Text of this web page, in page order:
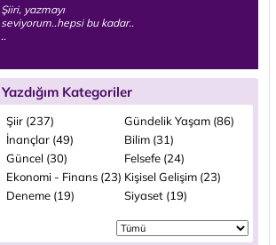
Şiiri, yazmayı
seviyorum..hepsi bu kadar..
..
Yazdığım Kategoriler
Şiir (237)
Gündelik Yaşam (86)
İnançlar (49)
Bilim (31)
Güncel (30)
Felsefe (24)
Ekonomi - Finans (23) Kişisel Gelişim (23)
Deneme (19)
Siyaset (19)